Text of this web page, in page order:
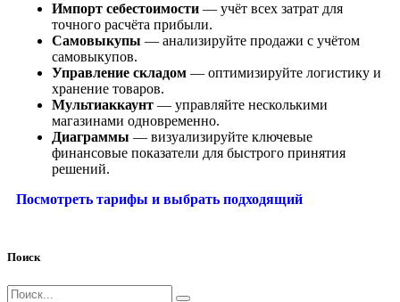
Импорт себестоимости — учёт всех затрат для
точного расчёта прибыли.
Самовыкупы — анализируйте продажи с учётом
самовыкупов.
Управление складом — оптимизируйте логистику и
хранение товаров.
Мультиаккаунт — управляйте несколькими
магазинами одновременно.
Диаграммы — визуализируйте ключевые
финансовые показатели для быстрого принятия
решений.
Посмотреть тарифы и выбрать подходящий
Поиск